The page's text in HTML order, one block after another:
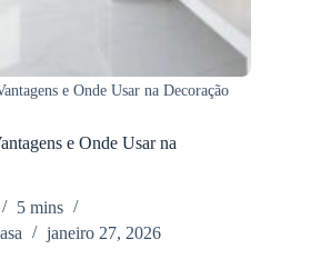
e Onde Usar na Decoração
e Onde Usar na
5 mins
janeiro 27, 2026